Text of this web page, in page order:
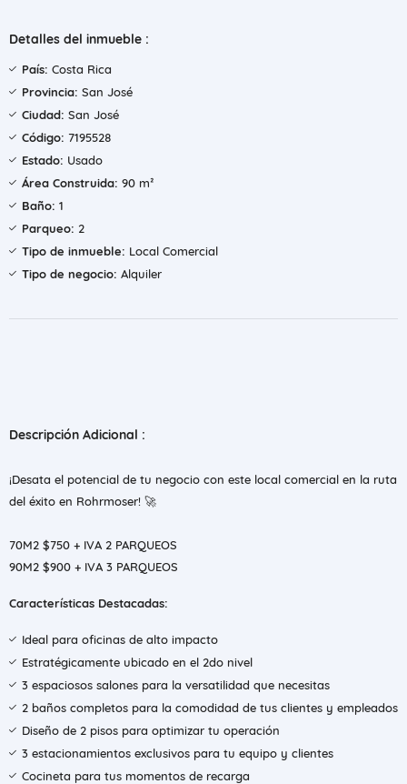
Detalles del inmueble :
País: Costa Rica
Provincia: San José
Ciudad: San José
Código: 7195528
Estado: Usado
Área Construida: 90 m²
Baño: 1
Parqueo: 2
Tipo de inmueble: Local Comercial
Tipo de negocio: Alquiler
Descripción Adicional :
¡Desata el potencial de tu negocio con este local comercial en la ruta
del éxito en Rohrmoser! 🚀
70M2 $750 + IVA 2 PARQUEOS
90M2 $900 + IVA 3 PARQUEOS
Características Destacadas:
Ideal para oficinas de alto impacto
Estratégicamente ubicado en el 2do nivel
3 espaciosos salones para la versatilidad que necesitas
2 baños completos para la comodidad de tus clientes y empleados
Diseño de 2 pisos para optimizar tu operación
3 estacionamientos exclusivos para tu equipo y clientes
Cocineta para tus momentos de recarga